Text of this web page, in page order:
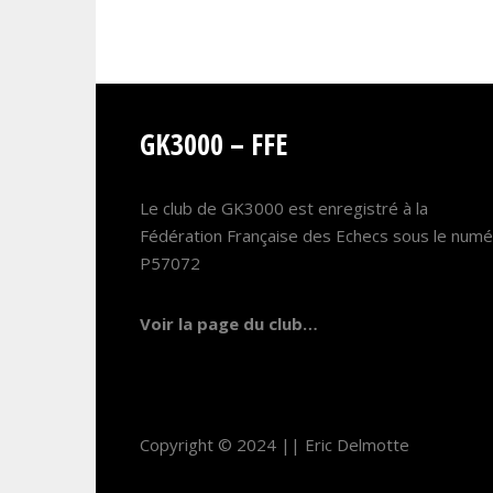
GK3000 – FFE
Le club de GK3000 est enregistré à la
Fédération Française des Echecs sous le
P57072
Voir la page du club…
Copyright © 2024 || Eric Delmotte